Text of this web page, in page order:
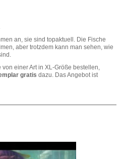
an, sie sind topaktuell. Die Fische
aber trotzdem kann man sehen, wie
einer Art in XL-Größe bestellen,
gratis dazu. Das Angebot ist